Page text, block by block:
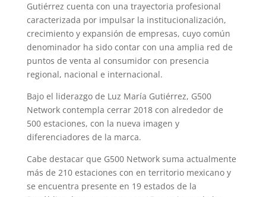
Gutiérrez cuenta con una trayectoria profesional
caracterizada por impulsar la institucionalización,
crecimiento y expansión de empresas, cuyo común
denominador ha sido contar con una amplia red de
puntos de venta al consumidor con presencia
regional, nacional e internacional.
Bajo el liderazgo de Luz María Gutiérrez, G500
Network contempla cerrar 2018 con alrededor de
500 estaciones, con la nueva imagen y
diferenciadores de la marca.
Cabe destacar que G500 Network suma actualmente
más de 210 estaciones con en territorio mexicano y
se encuentra presente en 19 estados de la